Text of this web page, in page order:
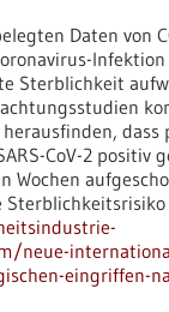
Daten von
Sterblichkeit
dass
CoV-2 positiv
Wochen
neue-
eingriffen-